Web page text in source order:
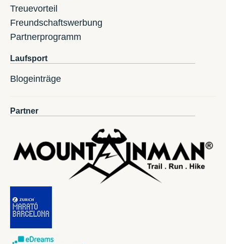
Treuevorteil
Freundschaftswerbung
Partnerprogramm
Laufsport
Blogeinträge
Partner